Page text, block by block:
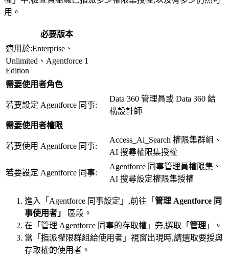
用。
必要版本
適用於:Enterprise、
Unlimited、Agentforce 1
Edition
需要使用者角色
若要設定 Agentforce 同事:
Data 360 管理員或 Data 360 結
構設計師
需要使用者權限
若要使用 Agentforce 同事:
Access_Ai_Search 權限集群組、
AI 搜尋權限集授權
若要設定 Agentforce 同事:
Agentforce 同事管理員權限集、
AI 搜尋設定權限集授權
進入「Agentforce 同事設定」,前往「 管理 Agentforce 同
事使用者」
區段。
在「管理 Agentforce 同事的存取權」旁,選取「 管理 」。
當「指派權限群組給使用者」視窗出現時,請選取要授與
存取權的使用者。